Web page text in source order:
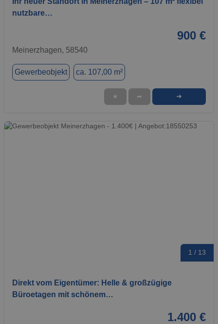
nutzbare…
900 €
Meinerzhagen, 58540
Gewerbeobjekt ca. 107,00 m²
★ ➦ ➜
1 / 13
Direkt vom Eigentümer: Helle & großzügige
Büroetagen mit schönem…
1.400 €